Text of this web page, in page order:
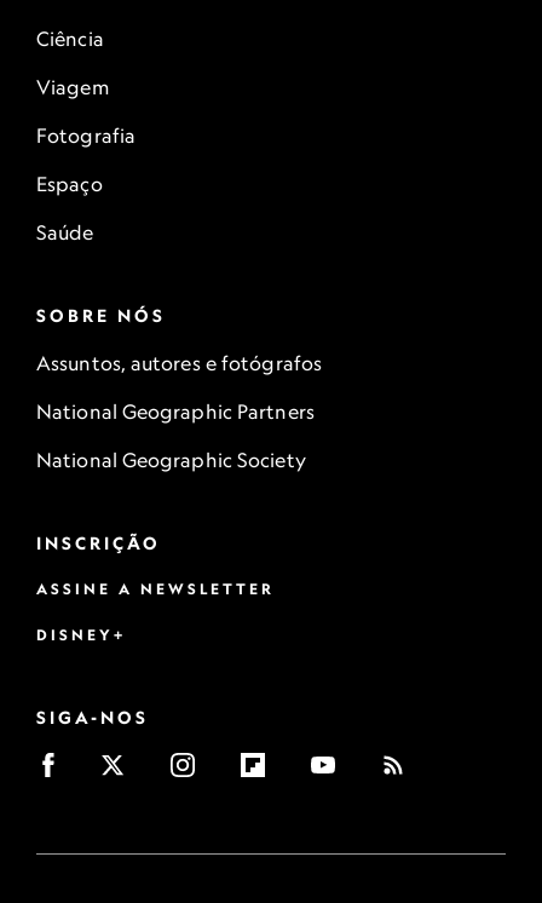
Ciência
Viagem
Fotografia
Espaço
Saúde
SOBRE NÓS
Assuntos, autores e fotógrafos
National Geographic Partners
National Geographic Society
INSCRIÇÃO
ASSINE A NEWSLETTER
DISNEY+
SIGA-NOS